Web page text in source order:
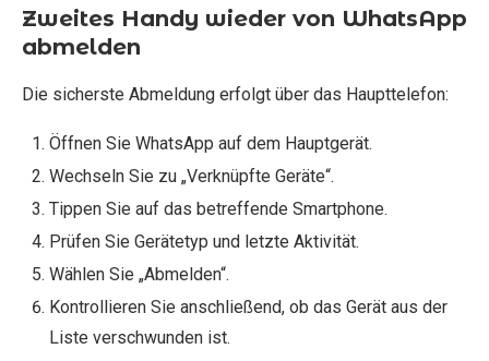
Zweites Handy wieder von WhatsApp
abmelden
Die sicherste Abmeldung erfolgt über das Haupttelefon:
Öffnen Sie WhatsApp auf dem Hauptgerät.
Wechseln Sie zu „Verknüpfte Geräte“.
Tippen Sie auf das betreffende Smartphone.
Prüfen Sie Gerätetyp und letzte Aktivität.
Wählen Sie „Abmelden“.
Kontrollieren Sie anschließend, ob das Gerät aus der
Liste verschwunden ist.